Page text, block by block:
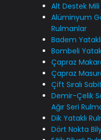
Alt Destek Mili
Alüminyum
Rulmanlar
Badem
Bombeli
Çapraz
Çapraz
Çift Sıralı
Demir-Çelik
Ağır Seri
Dik Yataklı
Dört Nokta